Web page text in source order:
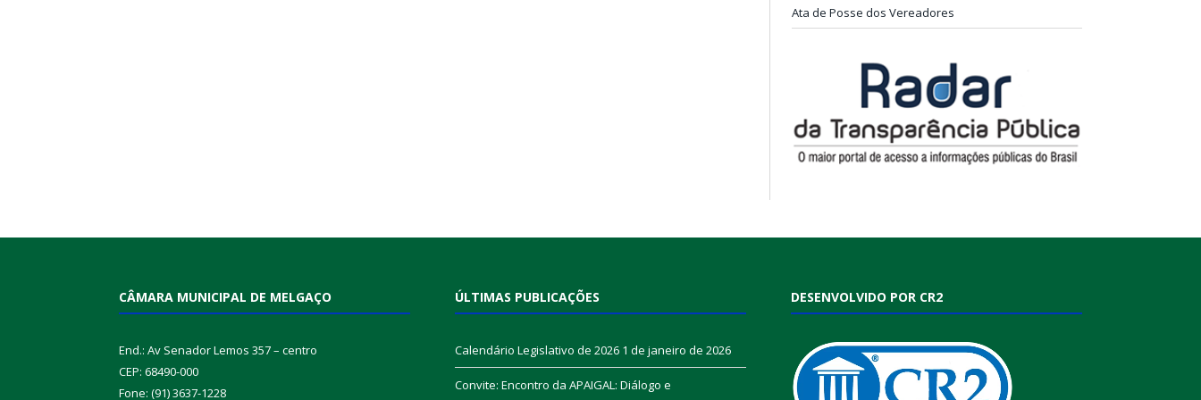
Ata de Posse dos Vereadores
CÂMARA MUNICIPAL DE MELGAÇO
End.: Av Senador Lemos 357 – centro
CEP: 68490-000
Fone: (91) 3637-1228
ÚLTIMAS PUBLICAÇÕES
Calendário Legislativo de 2026 1 de janeiro de 2026
Convite: Encontro da APAIGAL: Diálogo e
DESENVOLVIDO POR CR2